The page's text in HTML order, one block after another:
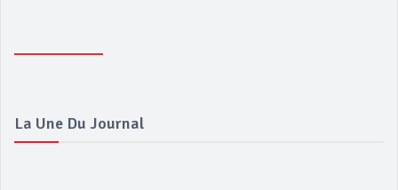
La Une Du Journal